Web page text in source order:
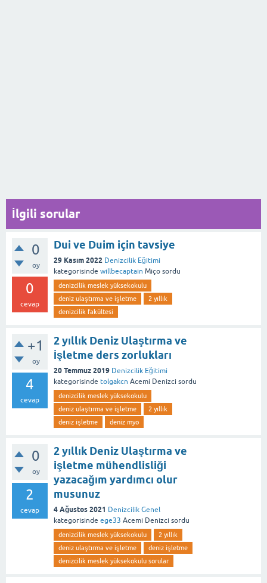
İlgili sorular
0
oy
0
cevap
Dui ve Duim için tavsiye
29 Kasım 2022 Denizcilik Eğitimi
kategorisinde willbecaptain Miço sordu
denizcilik meslek yüksekokulu
deniz ulaştırma ve işletme
2 yıllık
denizcilik fakültesi
+1
oy
4
cevap
2 yıllık Deniz Ulaştırma ve
İşletme ders zorlukları
20 Temmuz 2019 Denizcilik Eğitimi
kategorisinde tolgakcn Acemi Denizci sordu
denizcilik meslek yüksekokulu
deniz ulaştırma ve işletme
2 yıllık
deniz işletme
deniz myo
0
oy
2
cevap
2 yıllık Deniz Ulaştırma ve
işletme mühendlisliği
yazacağım yardımcı olur
musunuz
4 Ağustos 2021 Denizcilik Genel
kategorisinde ege33 Acemi Denizci sordu
denizcilik meslek yüksekokulu
2 yıllık
deniz ulaştırma ve işletme
deniz işletme
denizcilik meslek yüksekokulu sorular